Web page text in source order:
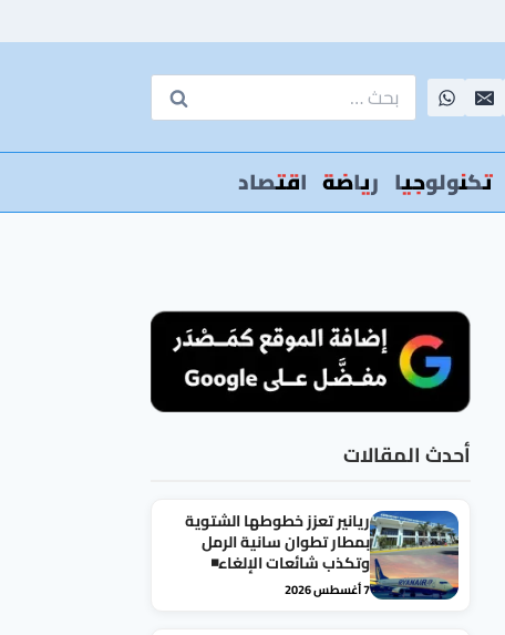
البحث
عن:
تكنولوجيا رياضة اقتصاد
أحدث المقالات
ريانير تعزز خطوطها الشتوية
بمطار تطوان سانية الرمل
وتكذب شائعات الإلغاء◾
7 أغسطس 2026